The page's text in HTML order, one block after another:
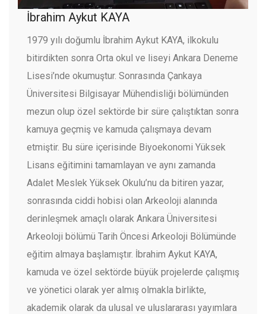
İbrahim Aykut KAYA
1979 yılı doğumlu İbrahim Aykut KAYA, ilkokulu
bitirdikten sonra Orta okul ve liseyi Ankara Deneme
Lisesi’nde okumuştur. Sonrasında Çankaya
Üniversitesi Bilgisayar Mühendisliği bölümünden
mezun olup özel sektörde bir süre çalıştıktan sonra
kamuya geçmiş ve kamuda çalışmaya devam
etmiştir. Bu süre içerisinde Biyoekonomi Yüksek
Lisans eğitimini tamamlayan ve aynı zamanda
Adalet Meslek Yüksek Okulu’nu da bitiren yazar,
sonrasında ciddi hobisi olan Arkeoloji alanında
derinleşmek amaçlı olarak Ankara Üniversitesi
Arkeoloji bölümü Tarih Öncesi Arkeoloji Bölümünde
eğitim almaya başlamıştır. İbrahim Aykut KAYA,
kamuda ve özel sektörde büyük projelerde çalışmış
ve yönetici olarak yer almış olmakla birlikte,
akademik olarak da ulusal ve uluslararası yayımlara